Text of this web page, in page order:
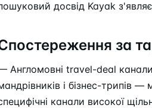
досвід Kayak
за
Англомовні travel-deal
і бізнес-трипів
канали високої